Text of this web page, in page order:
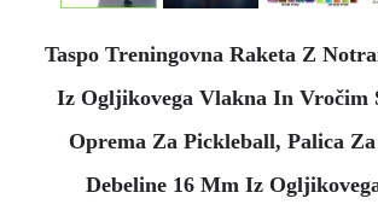
Taspo Treningovna Raketa Z
Iz Ogljikovega Vlakna In Vročim
Oprema Za Pickleball, Palica
Debeline 16 Mm Iz